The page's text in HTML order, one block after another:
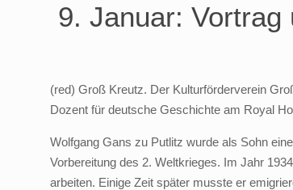
9. Januar:
(red) Groß Kreutz. Der Kulturförderverein
Dozent für deutsche Geschichte am Royal
Wolfgang Gans zu Putlitz wurde als Sohn
Vorbereitung des 2. Weltkrieges. Im Jahr
arbeiten. Einige Zeit später musste er